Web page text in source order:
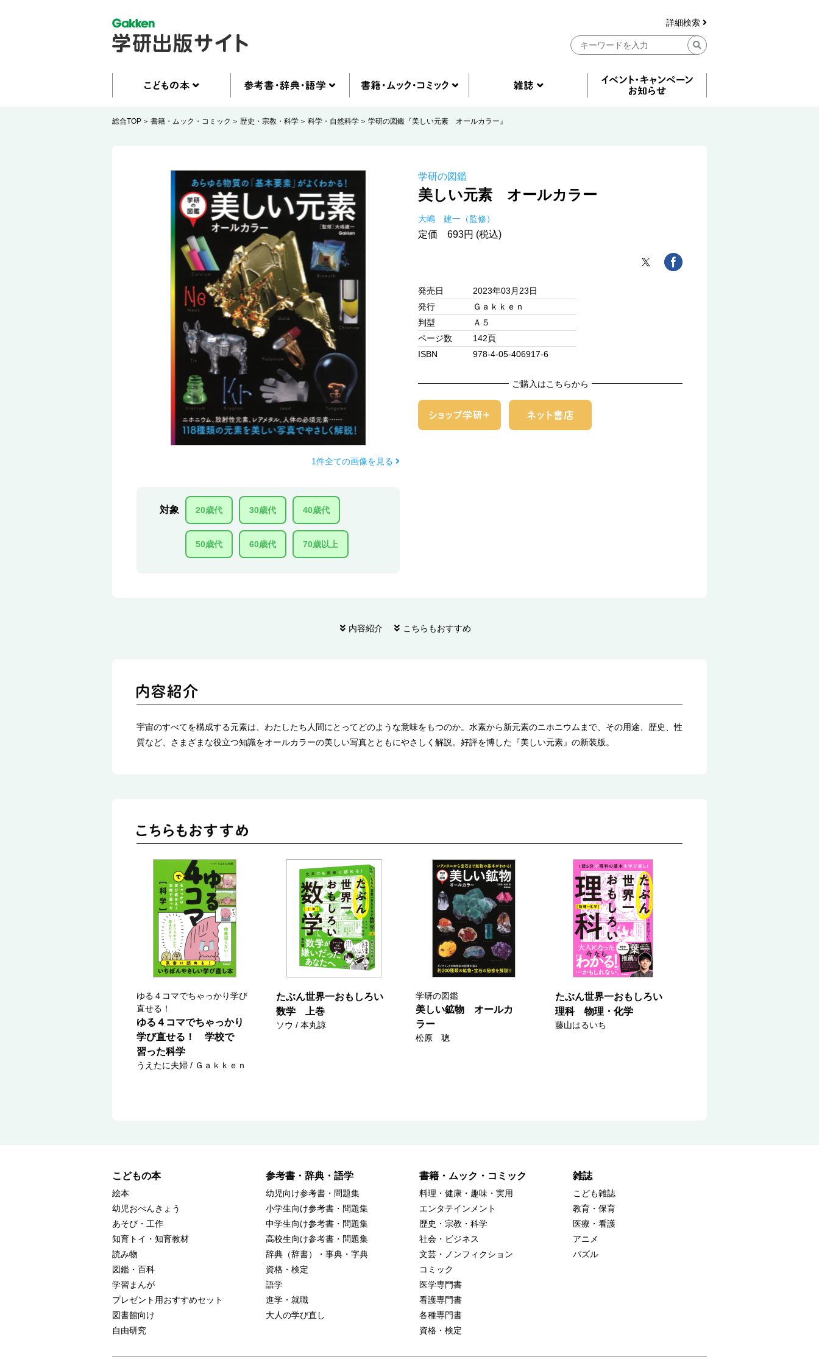
詳細検索
総合TOP 書籍・ムック・コミック 歴史・宗教・科学 科学・自然科学 学研の図鑑『美しい元素 オールカラー』
1件全ての画像を見る
対象 20歳代 30歳代 40歳代
50歳代 60歳代 70歳以上
学研の図鑑
美しい元素 オールカラー
大嶋 建一（監修）
定価 693円 (税込)
発売日
2023年03月23日
発行
Ｇａｋｋｅｎ
判型
Ａ５
ページ数
142頁
ISBN
978-4-05-406917-6
ご購入はこちらから
内容紹介 こちらもおすすめ
宇宙のすべてを構成する元素は、わたしたち人間にとってどのような意味をもつのか。水素から新元素のニホニウムまで、その用途、歴史、性
質など、さまざまな役立つ知識をオールカラーの美しい写真とともにやさしく解説。好評を博した『美しい元素』の新装版。
ゆる４コマでちゃっかり学び
直せる！
ゆる４コマでちゃっかり
学び直せる！ 学校で
習った科学
うえたに夫婦 / Ｇａｋｋｅｎ
たぶん世界一おもしろい
数学 上巻
ソウ / 本丸諒
学研の図鑑
美しい鉱物 オールカ
ラー
松原 聰
たぶん世界一おもしろい
理科 物理・化学
藤山はるいち
こどもの本
絵本
幼児おべんきょう
あそび・工作
知育トイ・知育教材
読み物
図鑑・百科
学習まんが
プレゼント用おすすめセット
図書館向け
自由研究
参考書・辞典・語学
幼児向け参考書・問題集
小学生向け参考書・問題集
中学生向け参考書・問題集
高校生向け参考書・問題集
辞典（辞書）・事典・字典
資格・検定
語学
進学・就職
大人の学び直し
書籍・ムック・コミック
料理・健康・趣味・実用
エンタテインメント
歴史・宗教・科学
社会・ビジネス
文芸・ノンフィクション
コミック
医学専門書
看護専門書
各種専門書
資格・検定
雑誌
こども雑誌
教育・保育
医療・看護
アニメ
パズル